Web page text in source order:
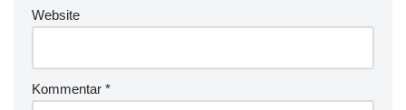
Website
Kommentar *